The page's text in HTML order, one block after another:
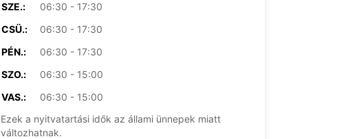
SZE.:
06:30 - 17:30
CSÜ.:
06:30 - 17:30
PÉN.:
06:30 - 17:30
SZO.:
06:30 - 15:00
VAS.:
06:30 - 15:00
Ezek a nyitvatartási idők az állami ünnepek miatt
változhatnak.